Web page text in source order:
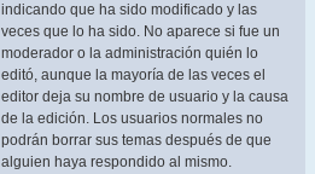
indicando que ha sido modificado y las
veces que lo ha sido. No aparece si fue un
moderador o la administración quién lo
editó, aunque la mayoría de las veces el
editor deja su nombre de usuario y la causa
de la edición. Los usuarios normales no
podrán borrar sus temas después de que
alguien haya respondido al mismo.